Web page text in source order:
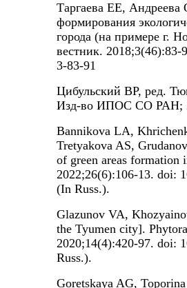
Таргаева ЕЕ, Андреева
формирования
города (на примере г.
вестник.
3-83-91
Цибульский ВР, ред.
Изд-во ИПОС СО РАН;
Bannikova LA,
Tretyakova AS,
of green areas formation
2022;26(6):106-13. doi:
(In Russ.).
Glazunov VA,
the Tyumen city].
2020;14(4):420-97. doi:
Russ.).
Goretskaya AG,